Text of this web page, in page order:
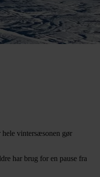
vintersæsonen gør
har brug for en pause fra